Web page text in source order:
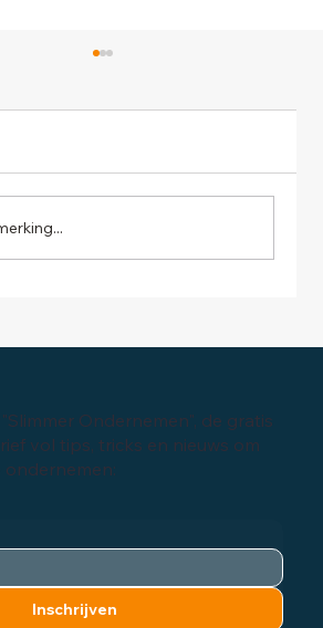
Ondernemen", de gratis
vol tips, tricks en nieuws om
ondernemen:
Inschrijven